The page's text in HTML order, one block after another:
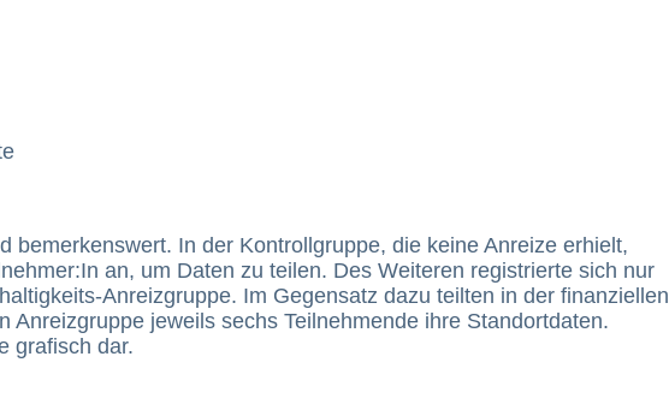
bemerkenswert. In der Kontrollgruppe, die keine Anreize erhielt,
an, um Daten zu teilen. Des Weiteren registrierte sich nur
Anreizgruppe. Im Gegensatz dazu teilten in der finanziellen
Anreizgruppe jeweils sechs Teilnehmende ihre Standortdaten.
grafisch dar.